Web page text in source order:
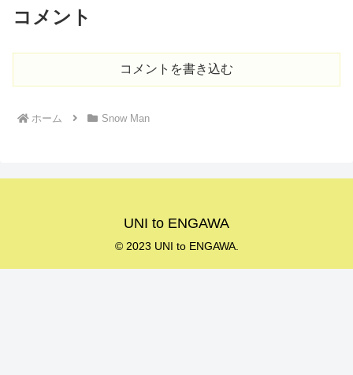
コメント
コメントを書き込む
ホーム Snow Man
UNI to ENGAWA
© 2023 UNI to ENGAWA.